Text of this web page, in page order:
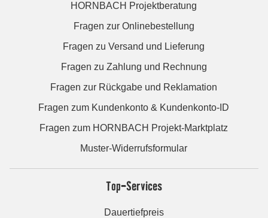
HORNBACH Projektberatung
Fragen zur Onlinebestellung
Fragen zu Versand und Lieferung
Fragen zu Zahlung und Rechnung
Fragen zur Rückgabe und Reklamation
Fragen zum Kundenkonto & Kundenkonto-ID
Fragen zum HORNBACH Projekt-Marktplatz
Muster-Widerrufsformular
Top-Services
Dauertiefpreis